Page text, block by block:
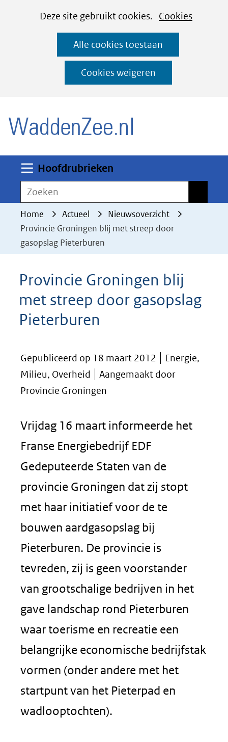
CookiesDeze site gebruikt cookies. Cookies
deze
worden
toegestaan
geweigerd.
Alle cookies toestaan
Cookies weigeren
Ga
naar
de
inhoud
Hoofdrubrieken
Zoeken
Home Actueel
Nieuwsoverzicht
Provincie Groningen blij met streep door
gasopslag Pieterburen
Provincie Groningen blij
met streep door gasopslag
Pieterburen
Gepubliceerd op 18 maart 2012
Energie,
Milieu, Overheid
Aangemaakt door
Provincie Groningen
Vrijdag 16 maart informeerde het
Franse Energiebedrijf EDF
Gedeputeerde Staten van de
provincie Groningen dat zij stopt
met haar initiatief voor de te
bouwen aardgasopslag bij
Pieterburen. De provincie is
tevreden, zij is geen voorstander
van grootschalige bedrijven in het
gave landschap rond Pieterburen
waar toerisme en recreatie een
belangrijke economische bedrijfstak
vormen (onder andere met het
startpunt van het Pieterpad en
wadlooptochten).